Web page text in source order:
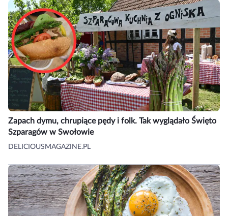
Zapach dymu, chrupiące pędy i folk. Tak wyglądało Święto
Szparagów w Swołowie
DELICIOUSMAGAZINE.PL